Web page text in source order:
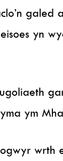
galed
yn
ym